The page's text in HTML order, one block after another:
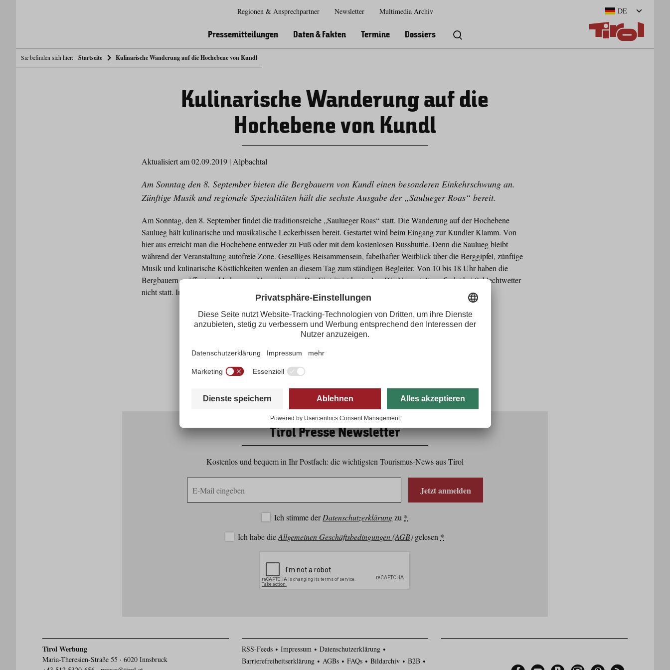
Sie befinden sich hier: Startseite Kulinarische Wanderung auf die Hochebene von Kundl
Zur
Zur
Zum
Zum
DE
Pressemitteilungen Daten & Fakten Termine Dossiers
Regionen & Ansprechpartner Newsletter Multimedia Archiv
Kulinarische Wanderung auf die
Hochebene von Kundl
Aktualisiert am 02.09.2019 | Alpbachtal
Am Sonntag den 8. September bieten die Bergbauern von Kundl einen besonderen Einkehrschwung an.
Zünftige Musik und regionale Spezialitäten hält die sechste Ausgabe der „Saulueger Roas“ bereit.
Am Sonntag, den 8. September findet die traditionsreiche „Saulueger Roas“ statt. Die Wanderung auf der Hochebene
Saulueg hält kulinarische und musikalische Leckerbissen bereit. Gestartet wird beim Eingang zur Kundler Klamm. Von
hier aus erreicht man die Hochebene entweder zu Fuß oder mit dem kostenlosen Busshuttle. Denn die Saulueg bleibt
während der Veranstaltung autofreie Zone. Geselliges Beisammensein, fabelhafter Weitblick über die Berggipfel, zünftige
Musik und kulinarische Köstlichkeiten werden an diesem Tag zum ständigen Begleiter. Von 10 bis 18 Uhr haben die
Bergbauern geöffnet und laden zum Verweilen ein. Der Eintritt ist kostenlos. Die Veranstaltung findet bei Schlechtwetter
nicht statt. Infos unter: www.alpbachtal.at
Downloads
Tirol Presse Newsletter
Kostenlos und bequem in Ihr Postfach: die wichtigsten Tourismus-News aus Tirol
Mail
Jetzt anmelden
Ich stimme derDatenschutzerklärung zu *
Ich habe dieAllgemeinen Geschäftsbedingungen (AGB) gelesen *
Tirol Werbung
Maria-Theresien-Straße 55 · 6020 Innsbruck
RSS-Feeds Impressum
Datenschutzerklärung
Barrierefreiheitserklärung
AGBs FAQs Bildarchiv
B2B
FacebookYouTubeBloggerInstagramPinterest
Feed